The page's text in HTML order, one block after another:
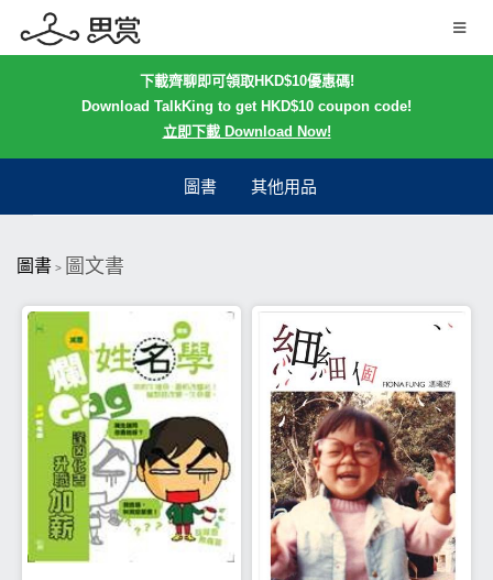
下載齊聊即可領取HKD$10優惠碼!
Download TalkKing to get HKD$10 coupon code!
立即下載 Download Now!
圖書 其他用品
圖書 > 圖文書